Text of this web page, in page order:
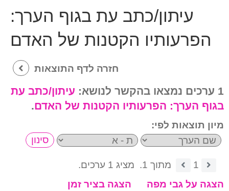
עיתון/כתב עת בגוף הערך:
הפרעותיו הקטנות של האדם
חזרה לדף התוצאות
1 ערכים נמצאו בהקשר לנושא:
עיתון/כתב עת
בגוף הערך: הפרעותיו הקטנות של האדם.
מיון תוצאות לפי:
1 מתוך 1.
מציג 1 ערכים.
הצגה על גבי מפה
הצגה בציר זמן